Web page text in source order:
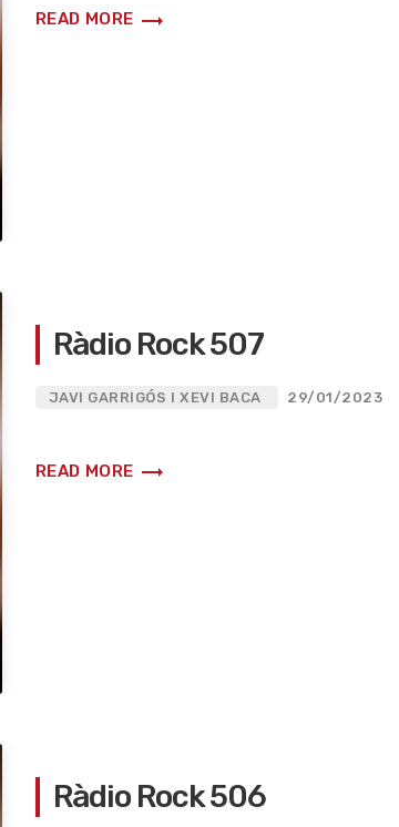
READ MORE trending_flat
Ràdio Rock 507
JAVI GARRIGÓS I XEVI BACA 29/01/2023
READ MORE trending_flat
Ràdio Rock 506